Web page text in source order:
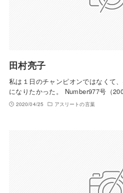
田村亮子
私は１日のチャンピオンではなくて
になりたかった。 Number977号（
2020/04/25 アスリートの言葉